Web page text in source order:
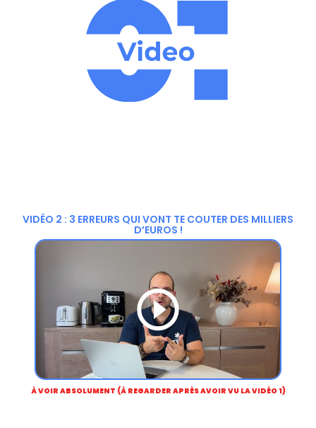
VIDÉO 2 : 3 ERREURS QUI VONT TE COUTER DES MILLIERS
D’EUROS !
À VOIR ABSOLUMENT (À REGARDER APRÈS AVOIR VU LA VIDÉO 1)